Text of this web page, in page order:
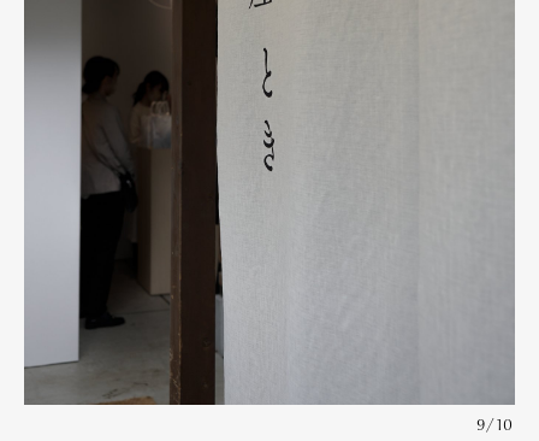
9/10